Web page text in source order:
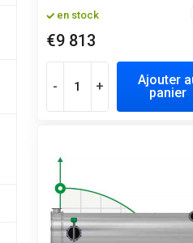
en stock
€9 813
- +
Ajouter
panier